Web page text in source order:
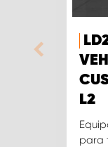
L2
para